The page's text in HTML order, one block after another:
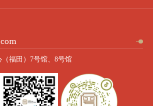
福田）7号馆、8号馆